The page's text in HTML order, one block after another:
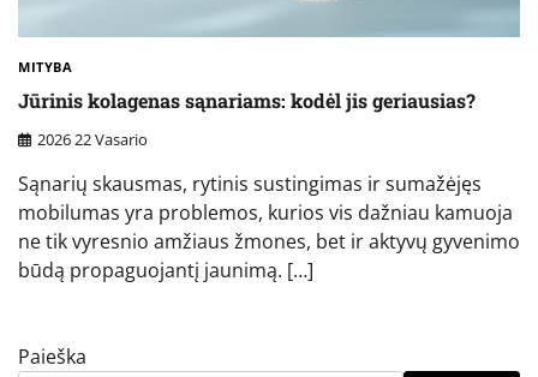
MITYBA
Jūrinis kolagenas sąnariams: kodėl jis geriausias?
2026 22 Vasario
Sąnarių skausmas, rytinis sustingimas ir sumažėjęs
mobilumas yra problemos, kurios vis dažniau kamuoja
ne tik vyresnio amžiaus žmones, bet ir aktyvų gyvenimo
būdą propaguojantį jaunimą. […]
Paieška